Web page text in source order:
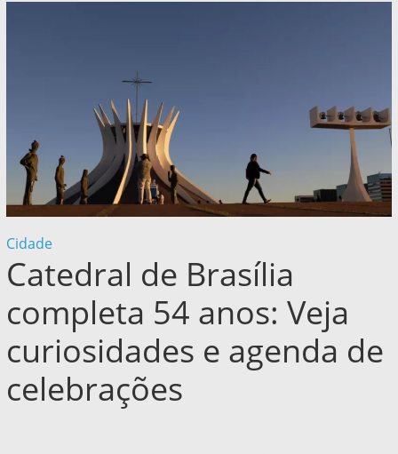
Cidade
Catedral de Brasília
completa 54 anos: Veja
curiosidades e agenda de
celebrações